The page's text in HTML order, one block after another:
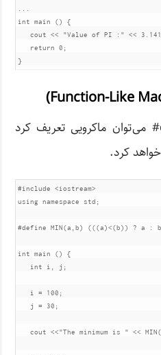
int main () {
cout << "Value of PI :" <<
   return 0;
}
با استفاده از دستور define# می‌توان ماکرویی تعریف کرد
کرد.
#include
<iostream>
using namespace std ;
#define MIN(a ,b) (((a)<(b)) ? a : b
int main ()
{
int
i j ;
   i
= 100 ;
   j
= 30 ;
   cout
<<"The minimum is " << MIN(